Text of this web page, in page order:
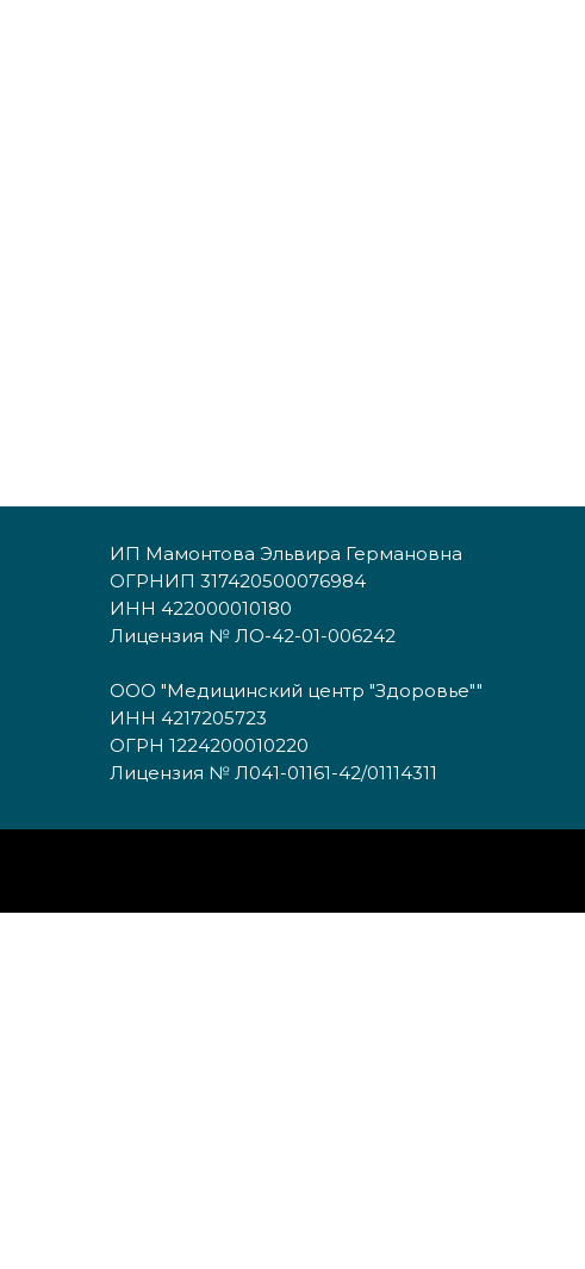
ИП Мамонтова Эльвира Германовна
ОГРНИП 317420500076984
ИНН 422000010180
Лицензия № ЛО-42-01-006242
ООО "Медицинский центр "Здоровье""
ИНН 4217205723
ОГРН 1224200010220
Лицензия № Л041-01161-42/01114311